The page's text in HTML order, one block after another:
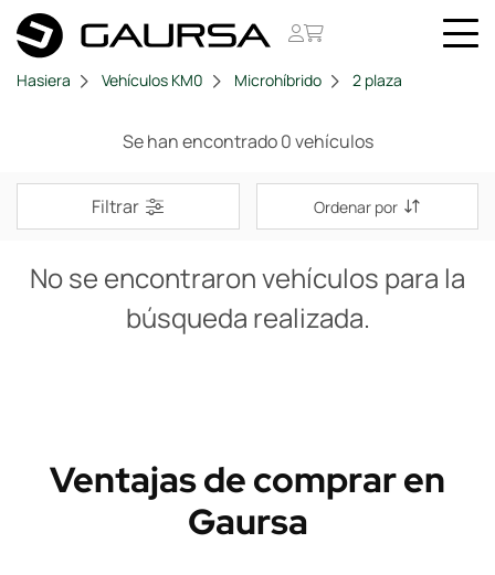
Hasiera Vehículos KM0 Microhíbrido 2 plaza
Se han encontrado 0 vehículos
Filtrar Ordenar por
No se encontraron vehículos para la
búsqueda realizada.
Ventajas de comprar en
Gaursa